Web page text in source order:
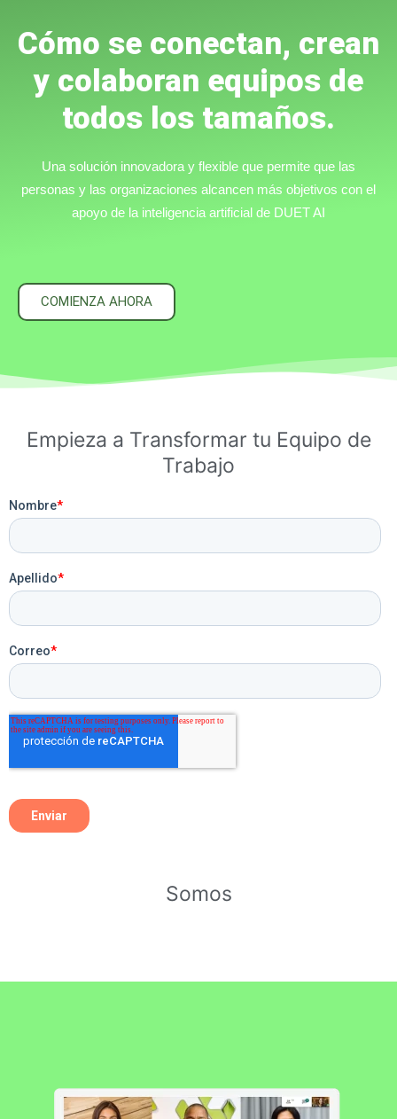
Cómo se conectan, crean
y colaboran equipos de
todos los tamaños.
Una solución innovadora y flexible que permite que las
personas y las organizaciones alcancen más objetivos con el
apoyo de la inteligencia artificial de DUET AI
COMIENZA AHORA
Empieza a Transformar tu Equipo de
Trabajo
Somos